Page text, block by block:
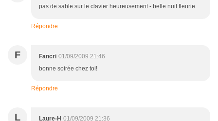
pas de sable sur le clavier heureusement - belle nuit fleurie
Répondre
F Fancri 01/09/2009 21:46
bonne soirée chez toi!
Répondre
L Laure-H 01/09/2009 21:36